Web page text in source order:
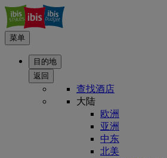
菜单
目的地
返回
查找酒店
大陆
欧洲
亚洲
中东
北美